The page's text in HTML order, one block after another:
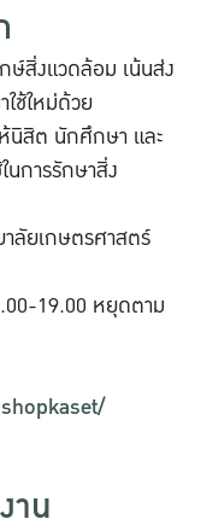
ษ์สิ่งแวดล้อม เน้นส่ง
ช้ใหม่ด้วย
นิสิต นักศึกษา และ
นการรักษาสิ่ง
ลัยเกษตรศาสตร์
19.00 หยุดตาม
น